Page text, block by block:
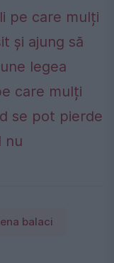
pe care mulți
și ajung să
legea
care mulți
se pot pierde
nu
balaci